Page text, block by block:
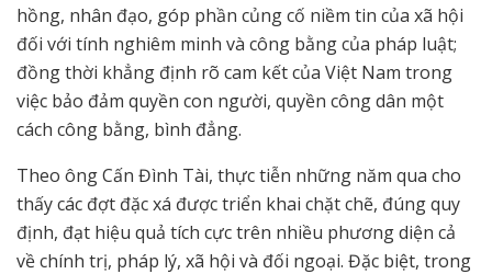
hồng, nhân đạo, góp phần củng cố niềm tin của xã hội
đối với tính nghiêm minh và công bằng của pháp luật;
đồng thời khẳng định rõ cam kết của Việt Nam trong
việc bảo đảm quyền con người, quyền công dân một
cách công bằng, bình đẳng.
Theo ông Cấn Đình Tài, thực tiễn những năm qua cho
thấy các đợt đặc xá được triển khai chặt chẽ, đúng quy
định, đạt hiệu quả tích cực trên nhiều phương diện cả
về chính trị, pháp lý, xã hội và đối ngoại. Đặc biệt, trong